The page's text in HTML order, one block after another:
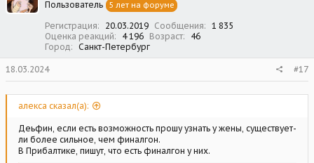
и
Пользователь 5 лет на форуме
Регистрация 20.03.2019 Сообщения
1 835
Оценка реакций
4 196 Возраст
46
Город
Санкт-Петербург
18.03.2024 #17
алекса сказал(а):
Деьфин, если есть возможность прошу узнать у жены, существует-
ли более сильное, чем финалгон.
В Прибалтике, пишут, что есть финалгон у них.